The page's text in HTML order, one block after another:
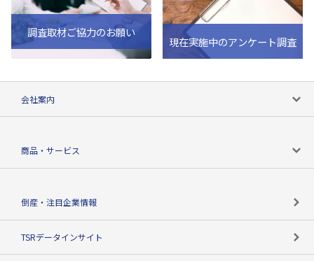
調査取材ご協力のお願い
現在実施中のアンケート調査
会社案内
商品・サービス
倒産・注目企業情報
TSRデータインサイト